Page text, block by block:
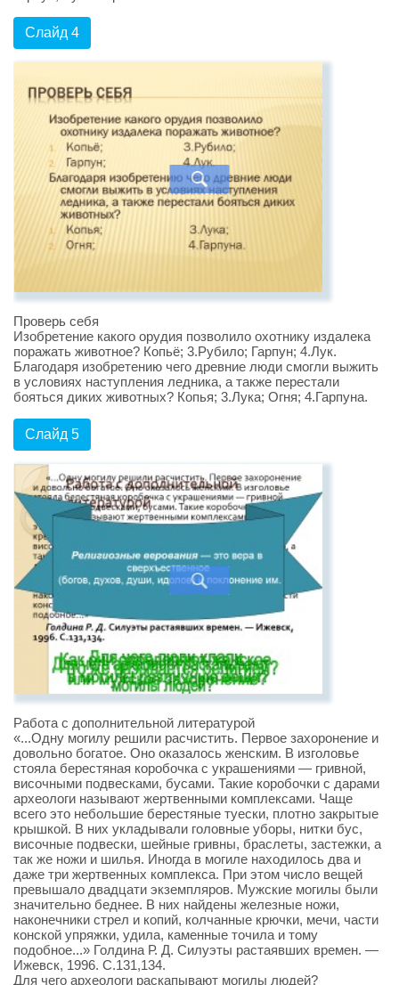
Слайд 4
Проверь себя
Изобретение какого орудия позволило охотнику издалека
поражать животное? Копьё; 3.Рубило; Гарпун; 4.Лук.
Благодаря изобретению чего древние люди смогли выжить
в условиях наступления ледника, а также перестали
бояться диких животных? Копья; 3.Лука; Огня; 4.Гарпуна.
Слайд 5
Работа с дополнительной литературой
«...Одну могилу решили расчистить. Первое захоронение и
довольно богатое. Оно оказалось женским. В изголовье
стояла берестяная коробочка с украшениями — гривной,
височными подвесками, бусами. Такие коробочки с дарами
археологи называют жертвенными комплексами. Чаще
всего это небольшие берестяные туески, плотно закрытые
крышкой. В них укладывали головные уборы, нитки бус,
височные подвески, шейные гривны, браслеты, застежки, а
так же ножи и шилья. Иногда в могиле находилось два и
даже три жертвенных комплекса. При этом число вещей
превышало двадцати экземпляров. Мужские могилы были
значительно беднее. В них найдены железные ножи,
наконечники стрел и копий, колчанные крючки, мечи, части
конской упряжки, удила, каменные точила и тому
подобное...» Голдина Р. Д. Силуэты растаявших времен. —
Ижевск, 1996. С.131,134.
Для чего археологи раскапывают могилы людей?